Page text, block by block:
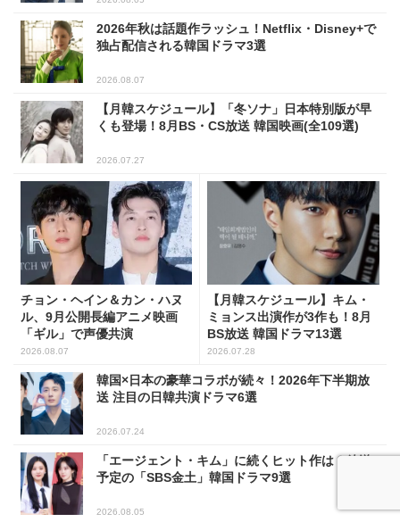
2026年秋は話題作ラッシュ！Netflix・Disney+で
独占配信される韓国ドラマ3選
2026.08.07
【月韓スケジュール】「冬ソナ」日本特別版が早
くも登場！8月BS・CS放送 韓国映画(全109選)
2026.07.27
チョン・ヘイン＆カン・ハヌ
ル、9月公開長編アニメ映画
「ギル」で声優共演
2026.08.07
【月韓スケジュール】キム・
ミョンス出演作が3作も！8月
BS放送 韓国ドラマ13選
2026.07.28
韓国×日本の豪華コラボが続々！2026年下半期放
送 注目の日韓共演ドラマ6選
2026.07.24
「エージェント・キム」に続くヒット作は？放送
予定の「SBS金土」韓国ドラマ9選
2026.08.05